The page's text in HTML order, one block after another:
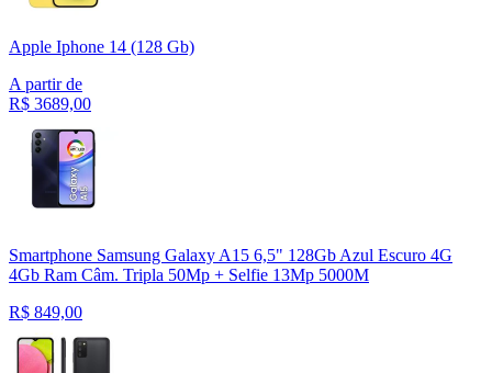
Apple Iphone 14 (128 Gb)
A partir de
R$ 3689,00
Smartphone Samsung Galaxy A15 6,5" 128Gb Azul Escuro 4G
4Gb Ram Câm. Tripla 50Mp + Selfie 13Mp 5000M
R$ 849,00